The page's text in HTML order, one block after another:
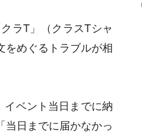
ラT」（クラスTシャ
をめぐるトラブルが相
ベント当日までに納
当日までに届かなかっ